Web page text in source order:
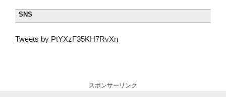
SNS
Tweets by PtYXzF35KH7RvXn
スポンサーリンク